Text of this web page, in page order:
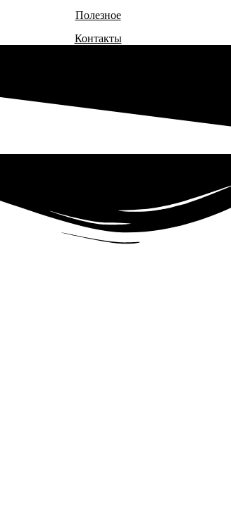
Полезное
Контакты